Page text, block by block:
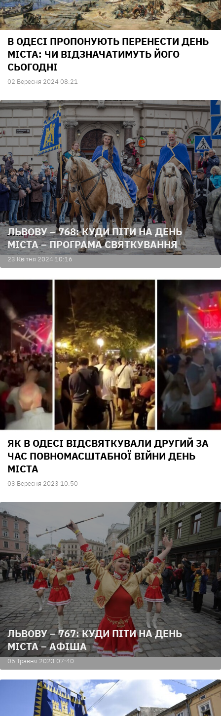
В ОДЕСІ ПРОПОНУЮТЬ ПЕРЕНЕСТИ ДЕНЬ
МІСТА: ЧИ ВІДЗНАЧАТИМУТЬ ЙОГО
СЬОГОДНІ
02 Вересня 2024 08:21
ЛЬВОВУ – 768: КУДИ ПІТИ НА ДЕНЬ
МІСТА – ПРОГРАМА СВЯТКУВАННЯ
23 Квiтня 2024 10:16
ЯК В ОДЕСІ ВІДСВЯТКУВАЛИ ДРУГИЙ ЗА
ЧАС ПОВНОМАСШТАБНОЇ ВІЙНИ ДЕНЬ
МІСТА
03 Вересня 2023 10:50
ЛЬВОВУ – 767: КУДИ ПІТИ НА ДЕНЬ
МІСТА – АФІША
06 Травня 2023 07:40